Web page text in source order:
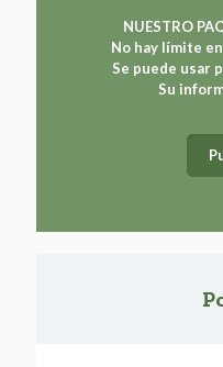
NUESTRO
No hay límite
Se puede usar
Su